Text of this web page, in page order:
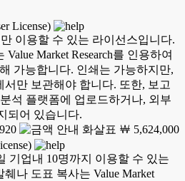
License)
이용할 수 있는 라이선스입니다.
Market Research를 인용하여
가능합니다. 인쇄는 가능하지만,
만 보관해야 합니다. 또한, 보고
석 플랫폼에 업로드하거나, 외부
되어 있습니다.
￦ 5,624,000
기업내 10명까지 이용할 수 있는
나 도표 복사는 Value Market